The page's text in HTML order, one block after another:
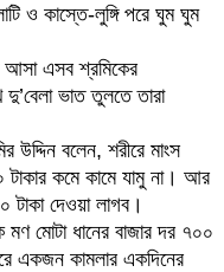
ও কাস্তে-লুঙ্গি পরে ঘুম ঘুম
আসা এসব শ্রমিকের
ভাত তুলতে তারা
উদ্দিন বলেন, শরীরে মাংস
কমে কামে যামু না। আর
টাকা দেওয়া লাগব।
মোটা ধানের বাজার দর ৭০০
একজন কামলার একদিনের